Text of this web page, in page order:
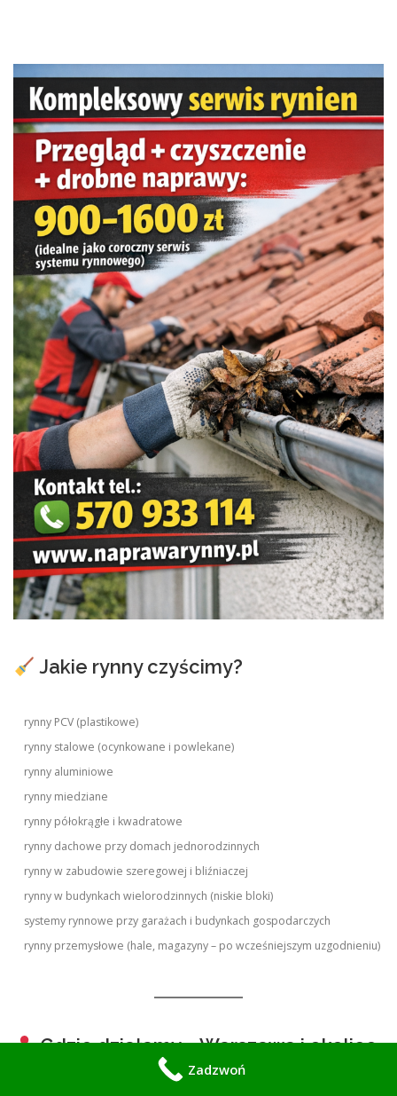
Jakie rynny czyścimy?
rynny PCV (plastikowe)
rynny stalowe (ocynkowane i powlekane)
rynny aluminiowe
rynny miedziane
rynny półokrągłe i kwadratowe
rynny dachowe przy domach jednorodzinnych
rynny w zabudowie szeregowej i bliźniaczej
rynny w budynkach wielorodzinnych (niskie bloki)
systemy rynnowe przy garażach i budynkach gospodarczych
rynny przemysłowe (hale, magazyny – po wcześniejszym uzgodnieniu)
Gdzie działamy – Warszawa i okolice
Zadzwoń